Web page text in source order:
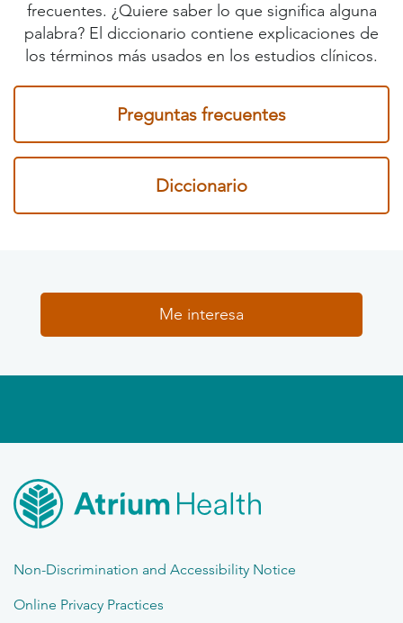
frecuentes. ¿Quiere saber lo que significa alguna
palabra? El diccionario contiene explicaciones de
los términos más usados en los estudios clínicos.
Preguntas frecuentes
Diccionario
Me interesa
Non-Discrimination and Accessibility Notice
Online Privacy Practices